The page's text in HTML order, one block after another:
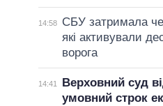
14:58
СБУ затримала
які активували
ворога
14:41
Верховний суд
умовний строк